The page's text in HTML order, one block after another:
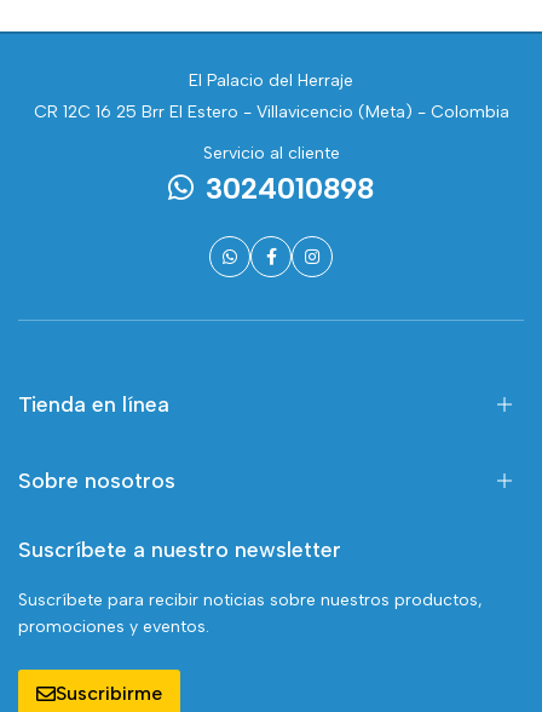
El Palacio del Herraje
CR 12C 16 25 Brr El Estero - Villavicencio (Meta) - Colombia
Servicio al cliente
3024010898
Tienda en línea
Sobre nosotros
Suscríbete a nuestro newsletter
Suscríbete para recibir noticias sobre nuestros productos,
promociones y eventos.
Suscribirme